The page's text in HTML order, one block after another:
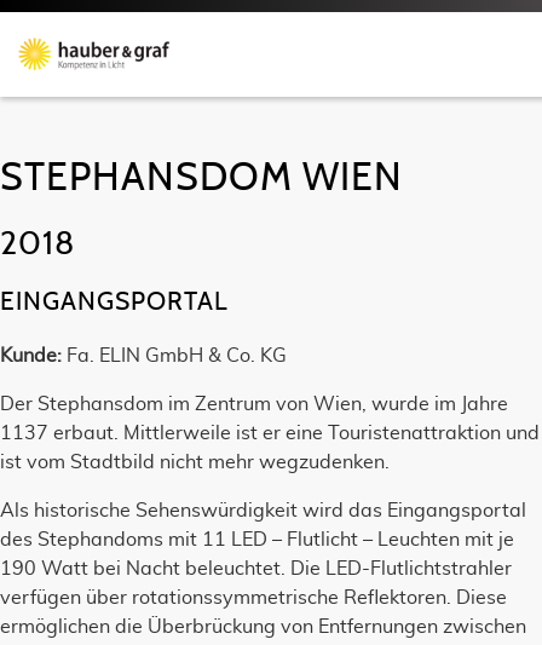
STEPHANSDOM WIEN
2018
EINGANGSPORTAL
Kunde: Fa. ELIN GmbH & Co. KG
Der Stephansdom im Zentrum von Wien, wurde im Jahre
1137 erbaut. Mittlerweile ist er eine Touristenattraktion und
ist vom Stadtbild nicht mehr wegzudenken.
Als historische Sehenswürdigkeit wird das Eingangsportal
des Stephandoms mit 11 LED – Flutlicht – Leuchten mit je
190 Watt bei Nacht beleuchtet. Die LED-Flutlichtstrahler
verfügen über rotationssymmetrische Reflektoren. Diese
ermöglichen die Überbrückung von Entfernungen zwischen